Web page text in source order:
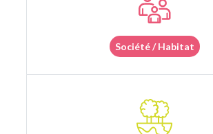
Société / Habitat